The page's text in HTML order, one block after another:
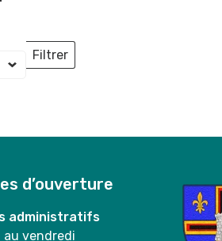
Filtrer
Lieux
d’ouverture
administratifs
au vendredi